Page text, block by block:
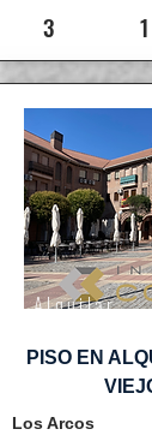
3 1
Alquilar
PISO EN
Los Arcos